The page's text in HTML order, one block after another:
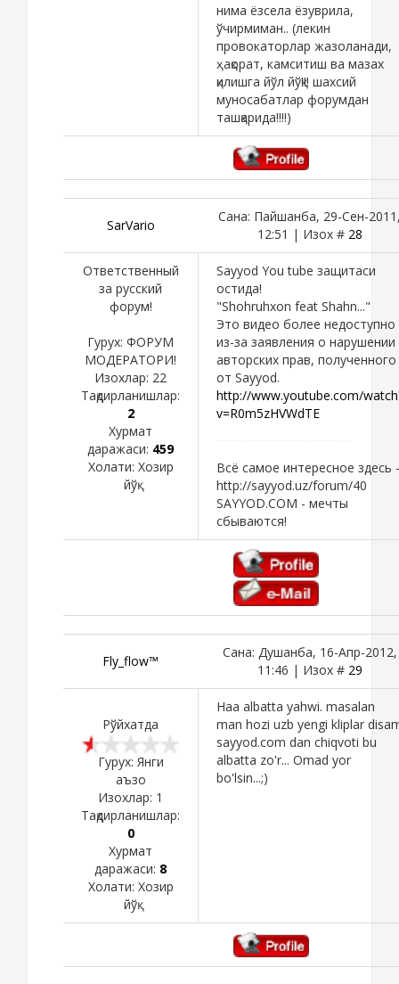
нима ёзсела ёзуврила,
ўчирмиман.. (лекин
провокаторлар жазоланади,
ҳақорат, камситиш ва мазах
қилишга йўл йўқ!!! шахсий
муносабатлар форумдан
ташқарида!!!!)
SarVario
Сана: Пайшанба, 29-Сен-
12:51 | Изох # 28
Ответственный
за русский
форум!
Гурух: ФОРУМ
МОДЕРАТОРИ!
Изохлар: 22
Тақдирланишлар:
2
Хурмат
даражаси: 459
Холати: Хозир
йўқ
Sayyod You tube защитаси
остида!
"Shohruhxon feat Shahn..."
Это видео более недоступно
из-за заявления о нарушении
авторских прав, полученного
от Sayyod.
http://www.youtube.com/
v=R0m5zHVWdTE
Всё самое интересное здесь -
http://sayyod.uz/forum/40
SAYYOD.COM - мечты
сбываются!
Fly_flow™
Сана: Душанба, 16-Апр-2012,
11:46 | Изох # 29
Рўйхатда
Гурух: Янги
аъзо
Изохлар: 1
Тақдирланишлар:
0
Хурмат
даражаси: 8
Холати: Хозир
йўқ
Haa albatta yahwi. masalan
man hozi uzb yengi kliplar
sayyod.com dan chiqvoti bu
albatta zo'r... Omad yor
bo'lsin...;)